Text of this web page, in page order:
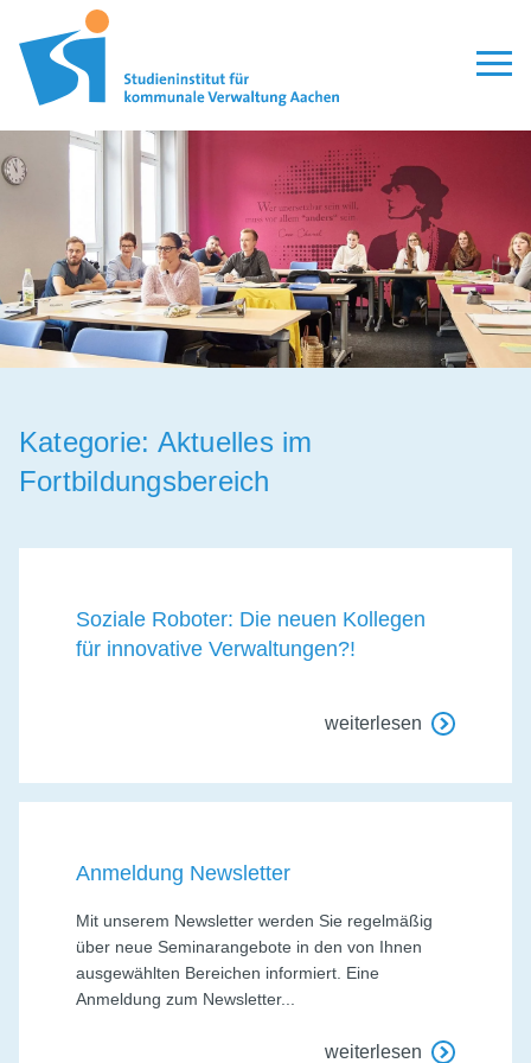
Kategorie: Aktuelles im
Fortbildungsbereich
Soziale Roboter: Die neuen Kollegen
für innovative Verwaltungen?!
weiterlesen
Anmeldung Newsletter
Mit unserem Newsletter werden Sie regelmäßig
über neue Seminarangebote in den von Ihnen
ausgewählten Bereichen informiert. Eine
Anmeldung zum Newsletter...
weiterlesen